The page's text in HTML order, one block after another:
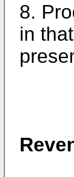
8.
in